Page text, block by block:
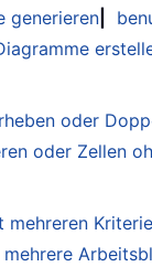
generieren
oder
oder Zellen
mehreren